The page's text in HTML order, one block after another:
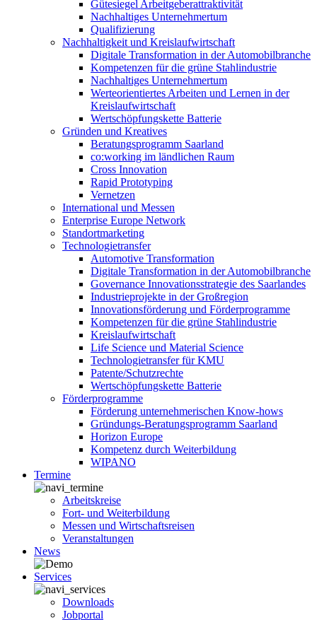
Gütesiegel Arbeitgeberattraktivität
Nachhaltiges Unternehmertum
Qualifizierung
Nachhaltigkeit und Kreislaufwirtschaft
Digitale Transformation in der Automobilbranche
Kompetenzen für die grüne Stahlindustrie
Nachhaltiges Unternehmertum
Werteorientiertes Arbeiten und Lernen in der
Kreislaufwirtschaft
Wertschöpfungskette Batterie
Gründen und Kreatives
Beratungsprogramm Saarland
co:working im ländlichen Raum
Cross Innovation
Rapid Prototyping
Vernetzen
International und Messen
Enterprise Europe Network
Standortmarketing
Technologietransfer
Automotive Transformation
Digitale Transformation in der Automobilbranche
Governance Innovationsstrategie des Saarlandes
Industrieprojekte in der Großregion
Innovationsförderung und Förderprogramme
Kompetenzen für die grüne Stahlindustrie
Kreislaufwirtschaft
Life Science und Material Science
Technologietransfer für KMU
Patente/Schutzrechte
Wertschöpfungskette Batterie
Förderprogramme
Förderung unternehmerischen Know-hows
Gründungs-Beratungsprogramm Saarland
Horizon Europe
Kompetenz durch Weiterbildung
WIPANO
Termine
Arbeitskreise
Fort- und Weiterbildung
Messen und Wirtschaftsreisen
Veranstaltungen
News
Services
Downloads
Jobportal